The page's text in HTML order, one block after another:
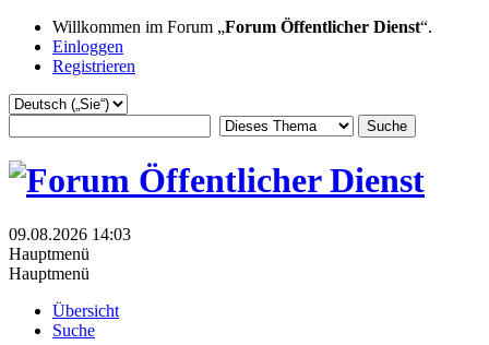
Willkommen im Forum „Forum Öffentlicher Dienst“.
Einloggen
Registrieren
09.08.2026 14:03
Hauptmenü
Hauptmenü
Übersicht
Suche